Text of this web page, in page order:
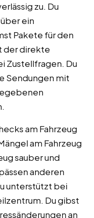
zu. Du
ein
Pakete für den
der direkte
Zustellfragen. Du
Sendungen mit
am Fahrzeug
am Fahrzeug
sauber und
anderen
unterstützt bei
Du gibst
an